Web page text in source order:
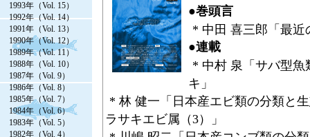
1993年（Vol. 15）
1992年（Vol. 14）
1991年（Vol. 13）
1990年（Vol. 12）
1989年（Vol. 11）
1988年（Vol. 10）
1987年（Vol. 9）
1986年（Vol. 8）
1985年（Vol. 7）
1984年（Vol. 6）
1983年（Vol. 5）
1982年（Vol. 4）
* 山下 欣二「宮島だより【16】籐
●Research Article
* 三枝 誠行「潮汐リズムの位相発
【続】－潮汐リズムと半月周リズ
* 古賀 庸憲「繁殖と生活史に関連
globosa（de Haan）の生息場所利用
件説の検証」
●シンポジウム講演集
●巻頭言
* 中田 喜三郎「最近
●連載
* 中村 泉「サバ型魚
キ」
* 林 健一「日本産エビ類の分類と
ラサキエビ属（3）」